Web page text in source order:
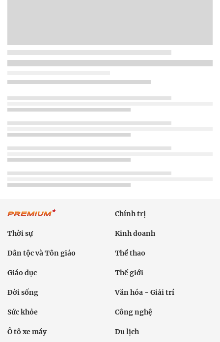
Chính trị
Thời sự Kinh doanh
Dân tộc và Tôn giáo Thể thao
Giáo dục Thế giới
Đời sống Văn hóa - Giải trí
Sức khỏe Công nghệ
Ô tô xe máy Du lịch